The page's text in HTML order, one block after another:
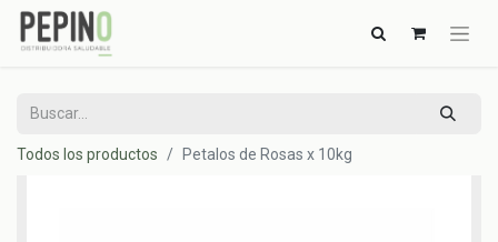
Todos los productos Petalos de Rosas x 10kg